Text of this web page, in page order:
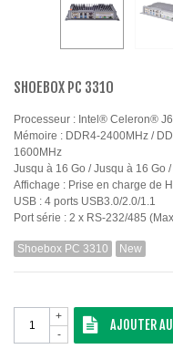
SHOEBOX PC 3310
Processeur : Intel® Celeron®
Mémoire : DDR4-2400MHz /
1600MHz
Jusqu à 16 Go / Jusqu à 16 Go
Affichage : Prise en charge de
USB : 4 ports USB3.0/2.0/1.1
Port série : 2 x RS-232/485
Shoebox PC 3310 New
-
+
AJOUTER